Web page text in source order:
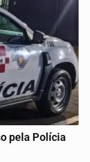
pela Polícia